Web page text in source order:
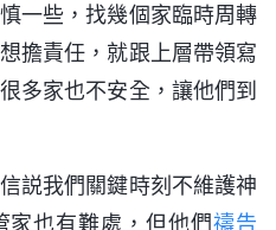
一些，找幾個家臨時周轉
擔責任，就跟上層帶領寫
多家也不安全，讓他們到
説我們關鍵時刻不維護神
家也有難處，但他們禱告